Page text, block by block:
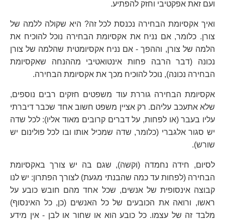
ועם זאת אפקטיבי וחזק להפתיע.
ואיך אקסיומת הבחירה נכנסת לכל זה? היא שקולה ללמה של
צורן. כלומר, אם נניח את אקסיומת הבחירה נוכל להוכיח את
הלמה של צורן, וההפך - אם נניח אקסיומטית שהלמה של צורן
נכונה (דבר הרבה פחות אינטואטיבי מההנחה שאקסיומת
הבחירה נכונה), נוכל להוכיח מכך את אקסיומת הבחירה.
אקסיומת הבחירה גוררת עוד משפטים חזקים רבים נוספים,
שלא אתעכב עליהם. רק אציין משפט חשוב אחד שכבר דיברתי
עליו בעבר (או לפחות, על דברים קרובים מאוד אליו): לכל שדה
יש סגור אלגברי (כלומר, שדה שמכיל אותו ובו לכל פולינום יש
שורש).
לסיום, חידה נחמדה (וקשה), שגם בה יש צורך באקסיומת
הבחירה (לפחות עד כמה שהבנתי מגעת) לצורך הפתרון: יש לנו
קבוצה אינסופית של אנשים, שכל אחד מהם חובש כובע על
ראשו, ורואה את הכובעים של כל האנשים (כן, כל האינסוף)
מלבד זה של עצמו. כל כובע הוא או שחור או לבן - אין מידע